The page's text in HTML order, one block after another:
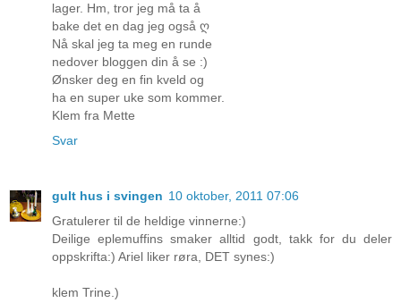
lager. Hm, tror jeg må ta å
bake det en dag jeg også ღ
Nå skal jeg ta meg en runde
nedover bloggen din å se :)
Ønsker deg en fin kveld og
ha en super uke som kommer.
Klem fra Mette
Svar
gult hus i svingen 10 oktober, 2011 07:06
Gratulerer til de heldige vinnerne:)
Deilige eplemuffins smaker alltid godt, takk for du deler
oppskrifta:) Ariel liker røra, DET synes:)
klem Trine.)